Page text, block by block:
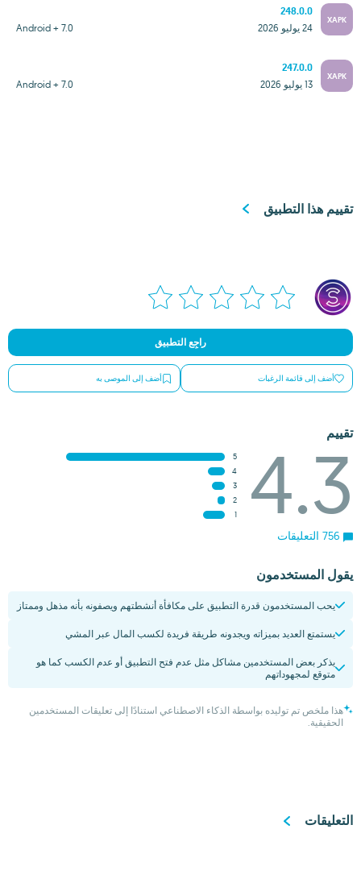
XAPK
248.0.0
Android + 7.0 24 يوليو 2026
XAPK
247.0.0
Android + 7.0 13 يوليو 2026
تقييم هذا التطبيق
راجِع التطبيق
أضف إلى قائمة الرغبات أضف إلى الموصى به
تقييم
4.3
5
4
3
2
1
يقول المستخدمون
يحب المستخدمون قدرة التطبيق على مكافأة أنشطتهم ويصفونه بأنه مذهل وممتاز
يستمتع العديد بميزاته ويجدونه طريقة فريدة لكسب المال عبر المشي
يذكر بعض المستخدمين مشاكل مثل عدم فتح التطبيق أو عدم الكسب كما هو
متوقع لمجهوداتهم
هذا ملخص تم توليده بواسطة الذكاء الاصطناعي استنادًا إلى تعليقات المستخدمين
الحقيقية.
التعليقات